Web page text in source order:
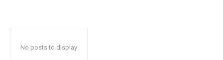
No posts to display